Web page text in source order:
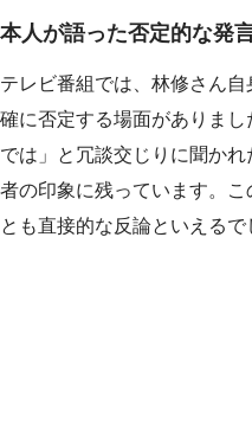
本人が語った否定的な発
テレビ番組では、林修さん
確に否定する場面がありま
では」と冗談交じりに聞か
者の印象に残っています。
とも直接的な反論といえるで